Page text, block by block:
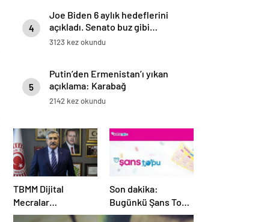
4
Joe Biden 6 aylık hedeflerini
açıkladı. Senato buz gibi…
3123 kez okundu
5
Putin’den Ermenistan’ı yıkan
açıklama: Karabağ
Azerbaycan’ın ayrılmaz bir
2142 kez okundu
TBMM Dijital
Mecralar
Komisyonu, yurt
Son dakika:
Bugünkü Şans Topu
çekilişi sonuçları